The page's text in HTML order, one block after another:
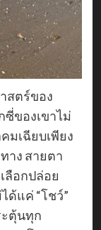
สตร์ของ
ซี่ของเขาไม่
มเฉียบเพียง
าง สายตา
ลือกปล่อย
ด้แค่ “โชว์”
ตุ้นทุก